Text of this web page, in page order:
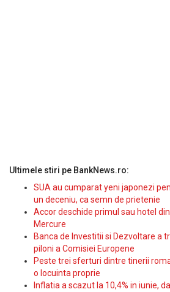
Ultimele stiri pe BankNews.ro:
SUA au cumparat yeni japonezi
un deceniu, ca semn de prietenie
Accor deschide primul sau hotel
Mercure
Banca de Investitii si Dezvoltare a
piloni a Comisiei Europene
Peste trei sferturi dintre tinerii
o locuinta proprie
Inflatia a scazut la 10,4% in iunie,